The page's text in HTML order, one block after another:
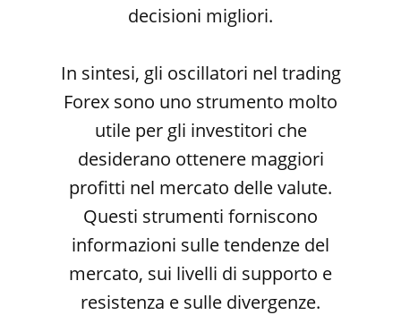
decisioni migliori.
In sintesi, gli oscillatori nel trading
Forex sono uno strumento molto
utile per gli investitori che
desiderano ottenere maggiori
profitti nel mercato delle valute.
Questi strumenti forniscono
informazioni sulle tendenze del
mercato, sui livelli di supporto e
resistenza e sulle divergenze.